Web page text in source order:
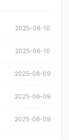
2025-06-10
2025-06-10
2025-06-09
2025-06-09
2025-06-09